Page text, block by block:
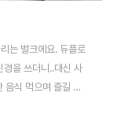
는 벌크에요. 듀플로
경을 쓰더니..대신 사
음식 먹으며 즐길 수
드를 잃어버려서 아